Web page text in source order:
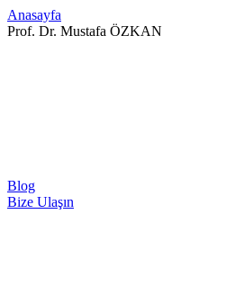
Anasayfa
Prof. Dr. Mustafa ÖZKAN
Blog
Bize Ulaşın